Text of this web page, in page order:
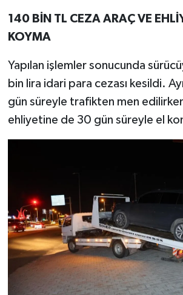
140 BİN TL CEZA ARAÇ VE
KOYMA
Yapılan işlemler sonucunda
bin lira idari para cezası kesildi.
gün süreyle trafikten men
ehliyetine de 30 gün süreyle el